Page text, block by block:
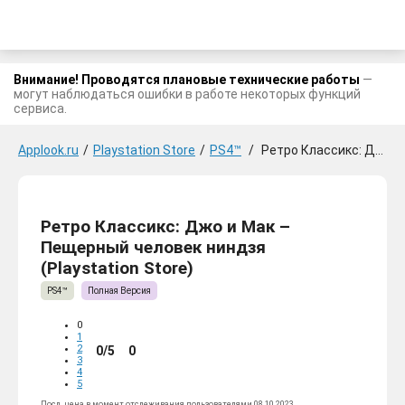
Внимание! Проводятся плановые технические работы —
могут наблюдаться ошибки в работе некоторых функций
сервиса.
Applook.ru / Playstation Store / PS4™ / Ретро Классикс: Джо и Мак - Пещерный человек ниндзя
Ретро Классикс: Джо и Мак –
Пещерный человек ниндзя
(Playstation Store)
PS4™ Полная Версия
0
1
2
3
4
5
0/5 0